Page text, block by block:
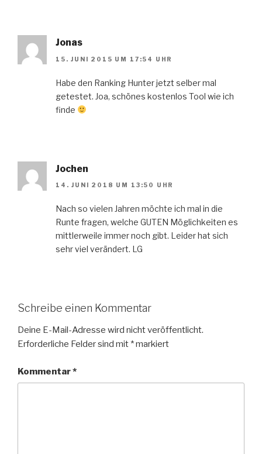
Jonas
15. JUNI 2015 UM 17:54 UHR
Habe den Ranking Hunter jetzt selber mal
getestet. Joa, schönes kostenlos Tool wie ich
finde
Jochen
14. JUNI 2018 UM 13:50 UHR
Nach so vielen Jahren möchte ich mal in die
Runte fragen, welche GUTEN Möglichkeiten es
mittlerweile immer noch gibt. Leider hat sich
sehr viel verändert. LG
Schreibe einen Kommentar
Deine E-Mail-Adresse wird nicht veröffentlicht.
Erforderliche Felder sind mit *markiert
Kommentar*